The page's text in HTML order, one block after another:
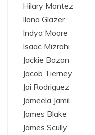
Hilary Montez
Ilana Glazer
Indya Moore
Isaac Mizrahi
Jackie Bazan
Jacob Tierney
Jai Rodriguez
Jameela Jamil
James Blake
James Scully